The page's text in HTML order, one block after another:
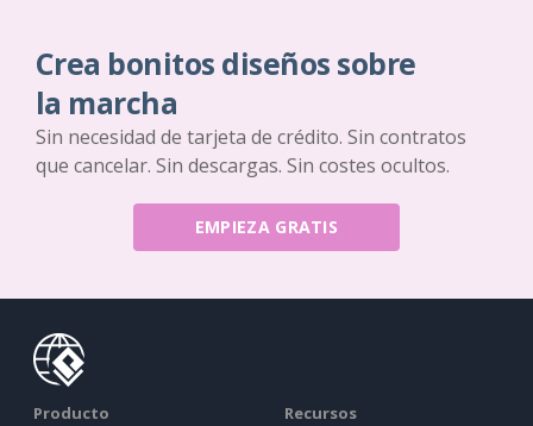
Crea bonitos diseños sobre
la marcha
Sin necesidad de tarjeta de crédito. Sin contratos
que cancelar. Sin descargas. Sin costes ocultos.
EMPIEZA GRATIS
Producto Recursos